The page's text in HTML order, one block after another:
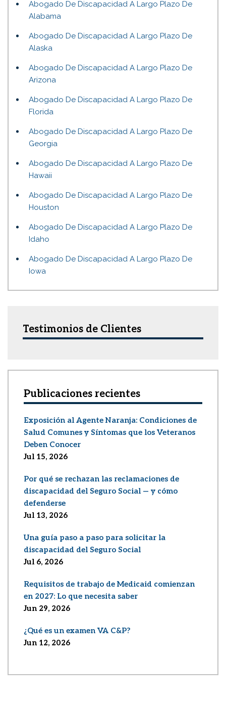
Abogado De Discapacidad A Largo Plazo De
Alabama
Abogado De Discapacidad A Largo Plazo De
Alaska
Abogado De Discapacidad A Largo Plazo De
Arizona
Abogado De Discapacidad A Largo Plazo De
Florida
Abogado De Discapacidad A Largo Plazo De
Georgia
Abogado De Discapacidad A Largo Plazo De
Hawaii
Abogado De Discapacidad A Largo Plazo De
Houston
Abogado De Discapacidad A Largo Plazo De
Idaho
Abogado De Discapacidad A Largo Plazo De
Iowa
Testimonios de Clientes
Publicaciones recientes
Exposición al Agente Naranja: Condiciones de
Salud Comunes y Síntomas que los Veteranos
Deben Conocer
Jul 15, 2026
Por qué se rechazan las reclamaciones de
discapacidad del Seguro Social — y cómo
defenderse
Jul 13, 2026
Una guía paso a paso para solicitar la
discapacidad del Seguro Social
Jul 6, 2026
Requisitos de trabajo de Medicaid comienzan
en 2027: Lo que necesita saber
Jun 29, 2026
¿Qué es un examen VA C&P?
Jun 12, 2026